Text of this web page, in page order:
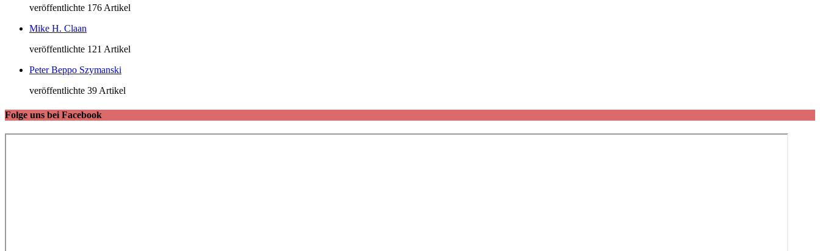
veröffentlichte 176 Artikel
Mike H. Claan
veröffentlichte 121 Artikel
Peter Beppo Szymanski
veröffentlichte 39 Artikel
Folge uns bei Facebook